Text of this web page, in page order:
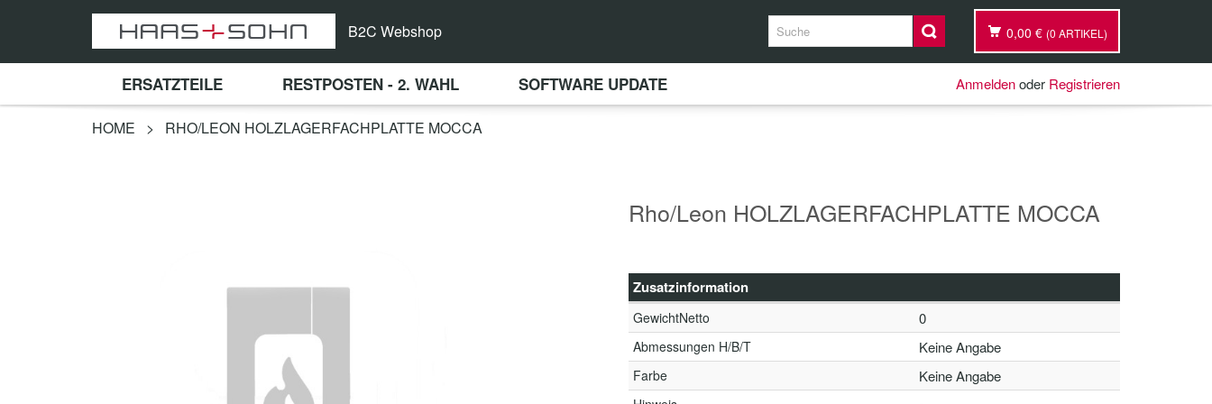
B2C Webshop 0,00 € (0 ARTIKEL)
ERSATZTEILE RESTPOSTEN - 2. WAHL SOFTWARE UPDATE Anmeldenoder Registrieren
HOME > RHO/LEON HOLZLAGERFACHPLATTE MOCCA
Rho/Leon HOLZLAGERFACHPLATTE MOCCA
Zusatzinformation
GewichtNetto 0
Abmessungen H/B/T Keine Angabe
Farbe Keine Angabe